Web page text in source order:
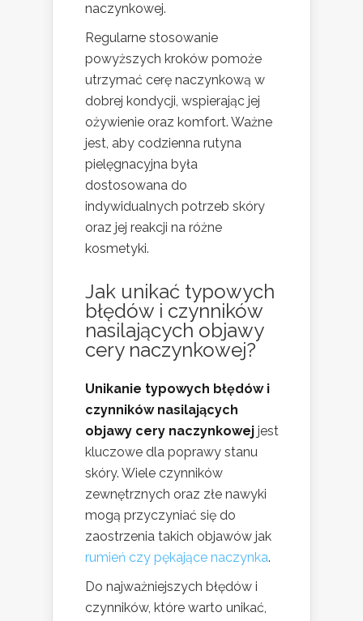
naczynkowej.
Regularne stosowanie
powyższych kroków pomoże
utrzymać cerę naczynkową w
dobrej kondycji, wspierając jej
ożywienie oraz komfort. Ważne
jest, aby codzienna rutyna
pielęgnacyjna była
dostosowana do
indywidualnych potrzeb skóry
oraz jej reakcji na różne
kosmetyki.
Jak unikać typowych
błędów i czynników
nasilających objawy
cery naczynkowej?
Unikanie typowych błędów i
czynników nasilających
objawy cery naczynkowej jest
kluczowe dla poprawy stanu
skóry. Wiele czynników
zewnętrznych oraz złe nawyki
mogą przyczyniać się do
zaostrzenia takich objawów jak
rumień czy pękające naczynka.
Do najważniejszych błędów i
czynników, które warto unikać,